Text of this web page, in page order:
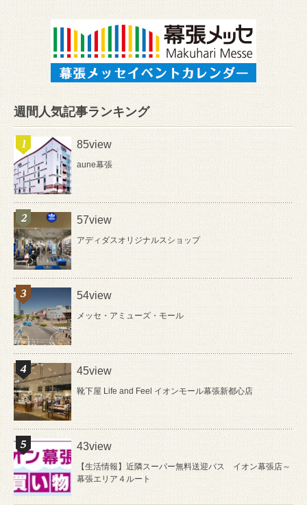
週間人気記事ランキング
85view
aune幕張
57view
アディダスオリジナルスショップ
54view
メッセ・アミューズ・モール
45view
靴下屋 Life and Feel イオンモール幕張新都心店
43view
【生活情報】近隣スーパー無料送迎バス イオン幕張店～
幕張エリア４ルート